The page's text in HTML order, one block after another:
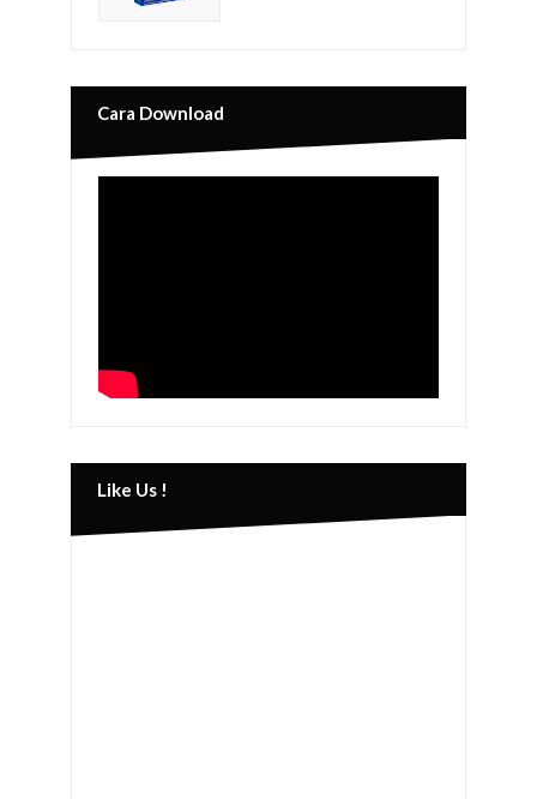
Cara Download
Like Us !